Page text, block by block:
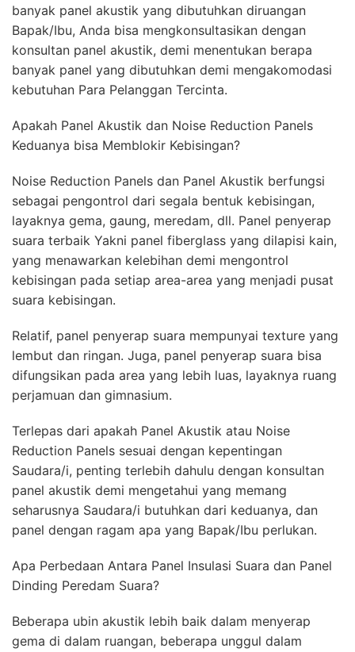
banyak panel akustik yang dibutuhkan diruangan
Bapak/Ibu, Anda bisa mengkonsultasikan dengan
konsultan panel akustik, demi menentukan berapa
banyak panel yang dibutuhkan demi mengakomodasi
kebutuhan Para Pelanggan Tercinta.
Apakah Panel Akustik dan Noise Reduction Panels
Keduanya bisa Memblokir Kebisingan?
Noise Reduction Panels dan Panel Akustik berfungsi
sebagai pengontrol dari segala bentuk kebisingan,
layaknya gema, gaung, meredam, dll. Panel penyerap
suara terbaik Yakni panel fiberglass yang dilapisi kain,
yang menawarkan kelebihan demi mengontrol
kebisingan pada setiap area-area yang menjadi pusat
suara kebisingan.
Relatif, panel penyerap suara mempunyai texture yang
lembut dan ringan. Juga, panel penyerap suara bisa
difungsikan pada area yang lebih luas, layaknya ruang
perjamuan dan gimnasium.
Terlepas dari apakah Panel Akustik atau Noise
Reduction Panels sesuai dengan kepentingan
Saudara/i, penting terlebih dahulu dengan konsultan
panel akustik demi mengetahui yang memang
seharusnya Saudara/i butuhkan dari keduanya, dan
panel dengan ragam apa yang Bapak/Ibu perlukan.
Apa Perbedaan Antara Panel Insulasi Suara dan Panel
Dinding Peredam Suara?
Beberapa ubin akustik lebih baik dalam menyerap
gema di dalam ruangan, beberapa unggul dalam